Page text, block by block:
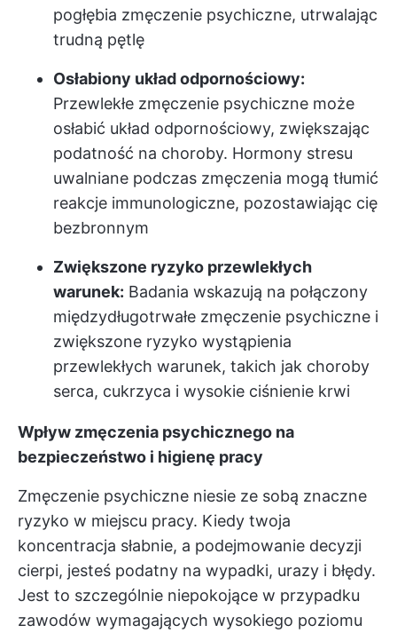
pogłębia zmęczenie psychiczne, utrwalając
trudną pętlę
Osłabiony układ odpornościowy:
Przewlekłe zmęczenie psychiczne może
osłabić układ odpornościowy, zwiększając
podatność na choroby. Hormony stresu
uwalniane podczas zmęczenia mogą tłumić
reakcje immunologiczne, pozostawiając cię
bezbronnym
Zwiększone ryzyko przewlekłych
warunek: Badania wskazują na połączony
międzydługotrwałe zmęczenie psychiczne i
zwiększone ryzyko wystąpienia
przewlekłych warunek, takich jak choroby
serca, cukrzyca i wysokie ciśnienie krwi
Wpływ zmęczenia psychicznego na
bezpieczeństwo i higienę pracy
Zmęczenie psychiczne niesie ze sobą znaczne
ryzyko w miejscu pracy. Kiedy twoja
koncentracja słabnie, a podejmowanie decyzji
cierpi, jesteś podatny na wypadki, urazy i błędy.
Jest to szczególnie niepokojące w przypadku
zawodów wymagających wysokiego poziomu